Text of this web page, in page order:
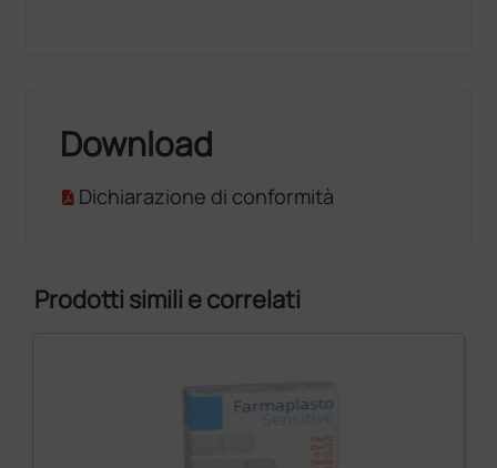
Download
Dichiarazione di conformità
Prodotti simili e correlati